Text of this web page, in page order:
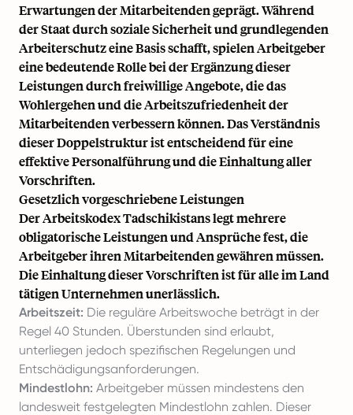
Erwartungen der Mitarbeitenden geprägt. Während
der Staat durch soziale Sicherheit und grundlegenden
Arbeiterschutz eine Basis schafft, spielen Arbeitgeber
eine bedeutende Rolle bei der Ergänzung dieser
Leistungen durch freiwillige Angebote, die das
Wohlergehen und die Arbeitszufriedenheit der
Mitarbeitenden verbessern können. Das Verständnis
dieser Doppelstruktur ist entscheidend für eine
effektive Personalführung und die Einhaltung aller
Vorschriften.
Gesetzlich vorgeschriebene Leistungen
Der Arbeitskodex Tadschikistans legt mehrere
obligatorische Leistungen und Ansprüche fest, die
Arbeitgeber ihren Mitarbeitenden gewähren müssen.
Die Einhaltung dieser Vorschriften ist für alle im Land
tätigen Unternehmen unerlässlich.
Arbeitszeit: Die reguläre Arbeitswoche beträgt in der
Regel 40 Stunden. Überstunden sind erlaubt,
unterliegen jedoch spezifischen Regelungen und
Entschädigungsanforderungen.
Mindestlohn: Arbeitgeber müssen mindestens den
landesweit festgelegten Mindestlohn zahlen. Dieser